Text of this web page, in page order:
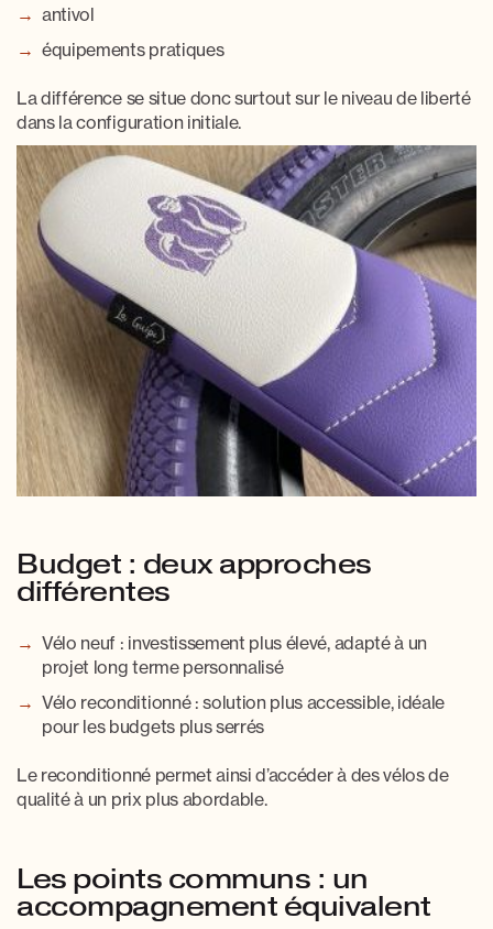
antivol
équipements pratiques
La différence se situe donc surtout sur le niveau de liberté
dans la configuration initiale.
Budget : deux approches
différentes
Vélo neuf : investissement plus élevé, adapté à un
projet long terme personnalisé
Vélo reconditionné: solution plus accessible, idéale
pour les budgets plus serrés
Le reconditionné permet ainsi d’accéder à des vélos de
qualité à un prix plus abordable.
Les points communs : un
accompagnement équivalent